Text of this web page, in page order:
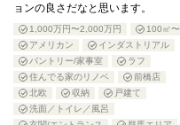
ョンの良さだなと思います。
1,000万円〜2,000万円
100㎡〜
アメリカン
インダストリアル
パントリー/家事室
ラフ
住んでる家のリノベ
前橋店
北欧
収納
戸建て
洗面／トイレ／風呂